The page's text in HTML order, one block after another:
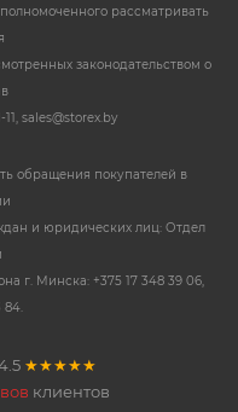
рассматривать
законодательством о
sales@storex.by
обращения покупателей в
и юридических лиц: Отдел
г. Минска: +375 17 348 39 06,
84.
★★★★★
клиентов